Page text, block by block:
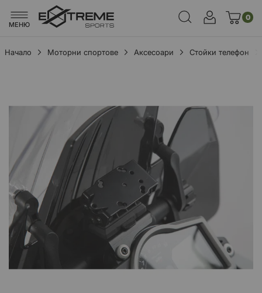
МЕНЮ
0
Начало Моторни спортове Аксесоари
Стойки телефон
изображенията